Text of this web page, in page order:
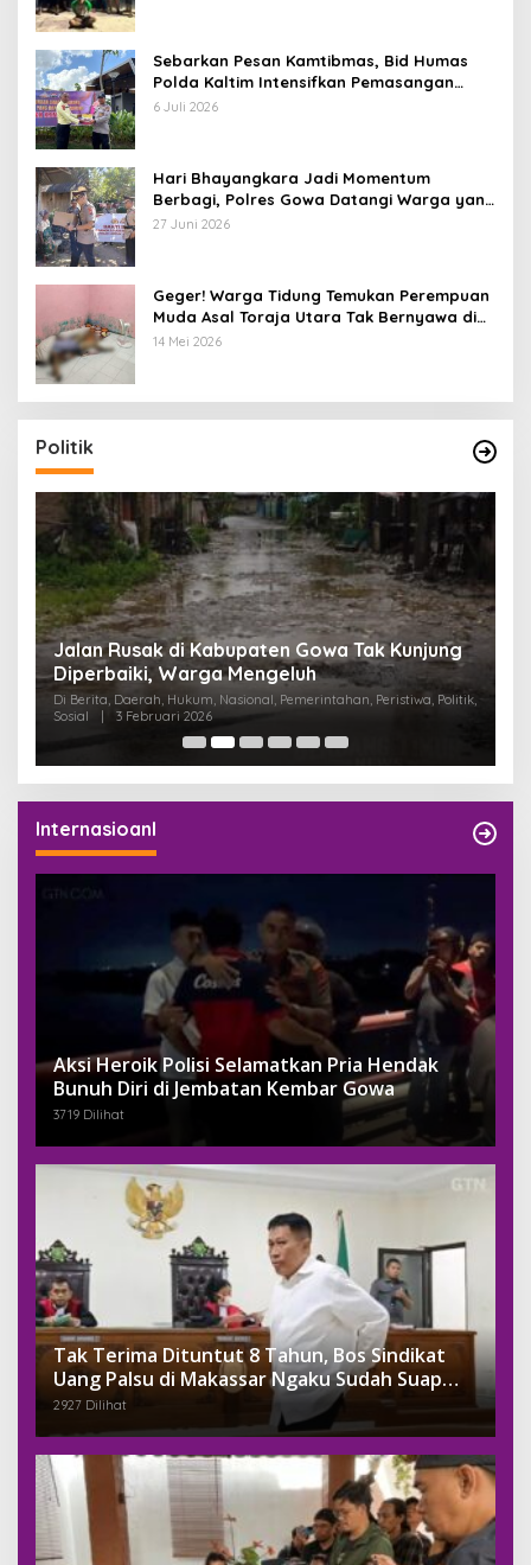
Sebarkan Pesan Kamtibmas, Bid Humas
Polda Kaltim Intensifkan Pemasangan
Spanduk serta Pembagian Stiker
6 Juli 2026
Hari Bhayangkara Jadi Momentum
Berbagi, Polres Gowa Datangi Warga yang
Membutuhkan
27 Juni 2026
Geger! Warga Tidung Temukan Perempuan
Muda Asal Toraja Utara Tak Bernyawa di
Kamar Kos
14 Mei 2026
Politik
Jalan Rusak di Kabupaten Gowa Tak Kunjung
Diperbaiki, Warga Mengeluh
Di Berita, Daerah, Hukum, Nasional, Pemerintahan, Peristiwa, Politik,
Sosial
| 3 Februari 2026
Internasioanl
Aksi Heroik Polisi Selamatkan Pria Hendak
Bunuh Diri di Jembatan Kembar Gowa
3719 Dilihat
Tak Terima Dituntut 8 Tahun, Bos Sindikat
Uang Palsu di Makassar Ngaku Sudah Suap
Jaksa Dengan Miliaran
2927 Dilihat